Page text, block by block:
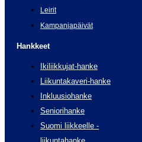
Leirit
Kampanjapäivät
Hankkeet
Ikiliikkujat-hanke
Liikuntakaveri-hanke
Inkluusiohanke
Seniorihanke
Suomi liikkeelle -